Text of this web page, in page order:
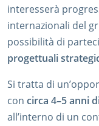
interesserà
internazionali del
possibilità di
progettuali
Si tratta di
con circa 4–5 anni
all’interno di un